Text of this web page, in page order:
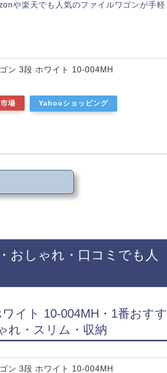
や楽天でも人気のファイルワゴンが手軽
ン 3段 ホワイト 10-004MH
場 Yahooショッピング
おしゃれ・口コミでも人
イト 10-004MH・1番おすす
れ・スリム・収納
ン 3段 ホワイト 10-004MH